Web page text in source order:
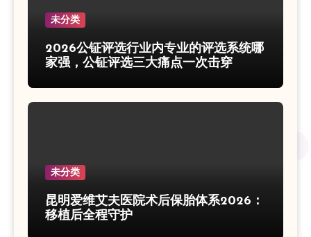
未分类
2026公钲评选行业内专业的评选系统哪
家强，公钲评选三大痛点一次击穿
未分类
昆明爱维艾夫医院术后保胎体系2026：
移植后全程守护